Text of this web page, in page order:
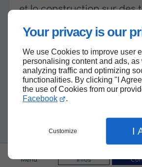
Your privacy is our
We use Cookies to improve user
personalising content and ads, as
analyzing traffic and optimizing
functionalities. By clicking "I
the use of Cookies from our
Facebook
.
Customize I
Menu Infos
et la construction sur des
des solutions d'application
pour l'étanchéité de
bassins.
Notre engagement pour le
développement durable
techniques
l'environnement
et une
constante de plus-value
environnementale dans